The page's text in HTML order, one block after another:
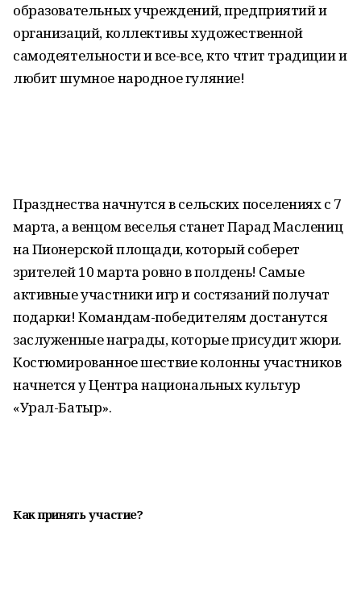
образовательных учреждений, предприятий и
организаций, коллективы художественной
самодеятельности и все-все, кто чтит традиции и
любит шумное народное гуляние!
Празднества начнутся в сельских поселениях с 7
марта, а венцом веселья станет Парад Маслениц
на Пионерской площади, который соберет
зрителей 10 марта ровно в полдень! Самые
активные участники игр и состязаний получат
подарки! Командам-победителям достанутся
заслуженные награды, которые присудит жюри.
Костюмированное шествие колонны участников
начнется у Центра национальных культур
«Урал-Батыр».
Как принять участие?